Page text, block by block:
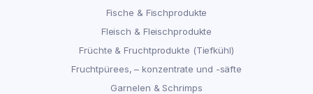
Fische & Fischprodukte
Fleisch & Fleischprodukte
Früchte & Fruchtprodukte (Tiefkühl)
Fruchtpürees, – konzentrate und -säfte
Garnelen & Schrimps